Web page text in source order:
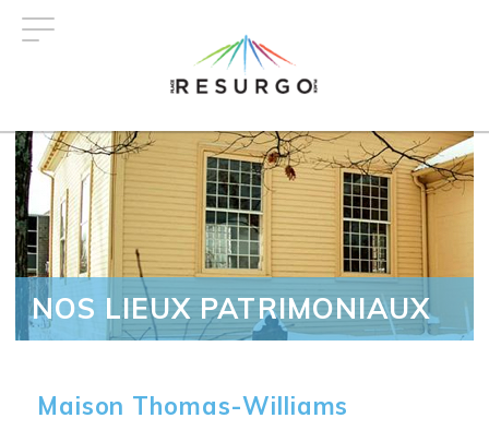
NOS LIEUX PATRIMONIAUX
Maison Thomas-Williams